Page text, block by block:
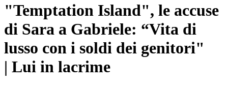
"Temptation Island", le accuse
di Sara a Gabriele: “Vita di
lusso con i soldi dei genitori"
| Lui in lacrime